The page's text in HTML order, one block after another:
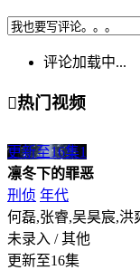
评论加载中...
热门视频
更新至16集1
凛冬下的罪恶
刑侦 年代
何磊,张睿,吴昊宸,洪
未录入 / 其他
更新至16集